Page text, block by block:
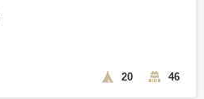
20 46